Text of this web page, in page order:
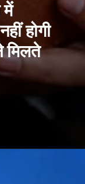
में
होगी
मिलते